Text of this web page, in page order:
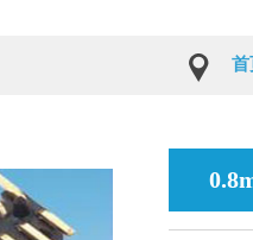
首